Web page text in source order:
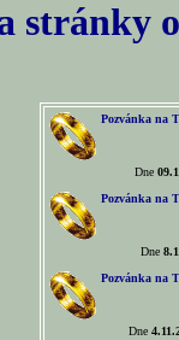
stránky
Pozvánka na
Dne
Pozvánka na
Dne
Pozvánka na
Dne